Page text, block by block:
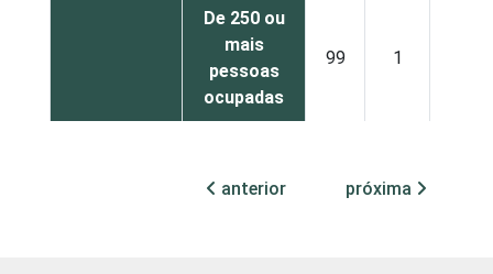
De 250 ou
mais
pessoas
ocupadas
99 1
estaduais que declararam utilizar
anterior próxima